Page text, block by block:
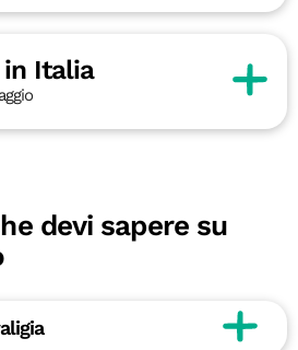
Italia
devi sapere su